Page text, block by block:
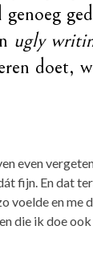
ugly
doet,
even
fijn. En dat
voelde en me
die ik doe